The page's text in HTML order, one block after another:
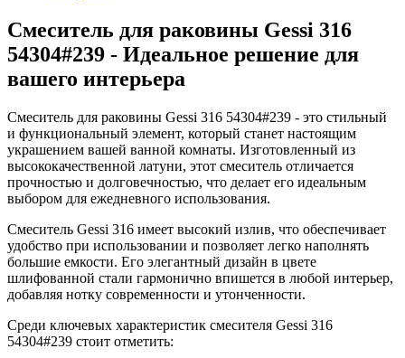
Смеситель для раковины Gessi 316
54304#239 - Идеальное решение для
вашего интерьера
Смеситель для раковины Gessi 316 54304#239 - это стильный
и функциональный элемент, который станет настоящим
украшением вашей ванной комнаты. Изготовленный из
высококачественной латуни, этот смеситель отличается
прочностью и долговечностью, что делает его идеальным
выбором для ежедневного использования.
Смеситель Gessi 316 имеет высокий излив, что обеспечивает
удобство при использовании и позволяет легко наполнять
большие емкости. Его элегантный дизайн в цвете
шлифованной стали гармонично впишется в любой интерьер,
добавляя нотку современности и утонченности.
Среди ключевых характеристик смесителя Gessi 316
54304#239 стоит отметить: